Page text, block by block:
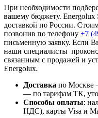
При необходимости
вашему бюджету.
доставкой по России.
позвонив по телефону +7
письменную заявку. Если
наши специалисты
связанным с продажей и
Energolux.
Доставка по Москве
— по тарифам ТК,
Способы оплаты:
НДС), карты Visa и